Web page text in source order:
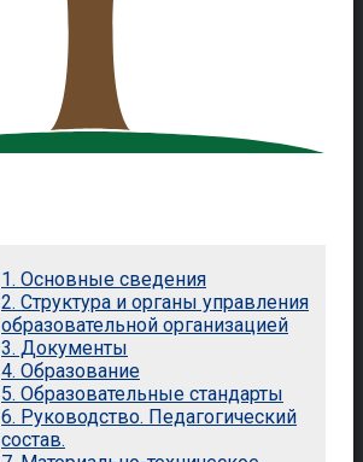
1. Основные сведения
2. Структура и органы управления
образовательной организацией
3. Документы
4. Образование
5. Образовательные стандарты
6. Руководство. Педагогический
состав.